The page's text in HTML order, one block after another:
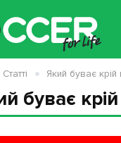
буває
Статті Який буває